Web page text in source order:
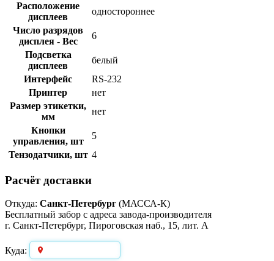
Расположение
дисплеев
одностороннее
Число разрядов
дисплея - Вес
6
Подсветка
дисплеев
белый
Интерфейс
RS-232
Принтер
нет
Размер этикетки,
мм
нет
Кнопки
управления, шт
5
Тензодатчики, шт 4
Расчёт доставки
Откуда: Санкт-Петербург (МАССА-К)
Бесплатный забор с адреса завода-производителя
г. Санкт-Петербург, Пироговская наб., 15, лит. А
Куда: